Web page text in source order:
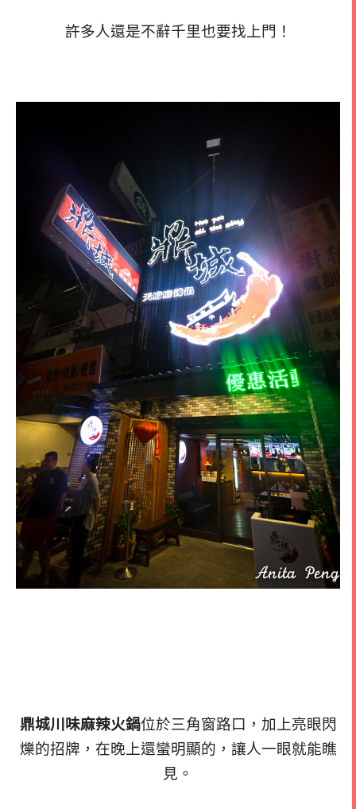
許多人還是不辭千里也要找上門！
鼎城川味麻辣火鍋位於三角窗路口，加上亮眼閃
爍的招牌，在晚上還蠻明顯的，讓人一眼就能瞧
見。